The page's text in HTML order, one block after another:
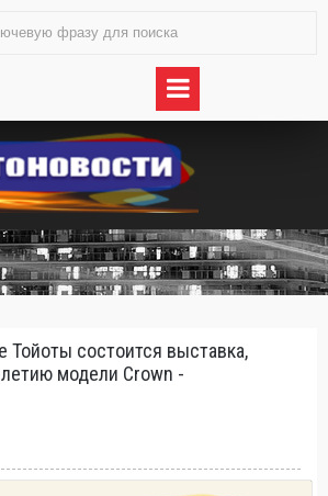
Тойоты состоится выставка,
модели Crown -